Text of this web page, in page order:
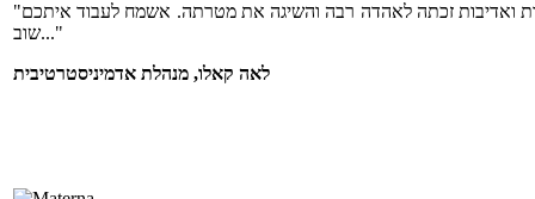
"היה ממש תענוג לעבוד איתכם! מפת הטעמים שהופקו עבור לקוחותינו במקצועיות, בזריזות ואדיבות זכתה לאהדה רבה והשיגה את מטרתה. אשמח לעבוד איתכם
שוב..."
לאה קאלו, מנהלת אדמיניסטרטיבית